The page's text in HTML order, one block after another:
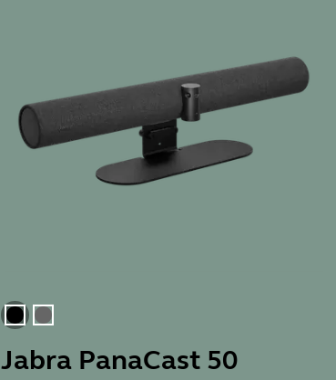
NeroGrigio
Jabra PanaCast 50